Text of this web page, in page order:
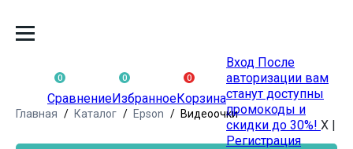
0
Сравнение
0
Избранное
0
Корзина
Вход После
авторизации вам
станут доступны
промокоды и
скидки до 30%! X |
Регистрация
Главная Каталог Epson Видеоочки